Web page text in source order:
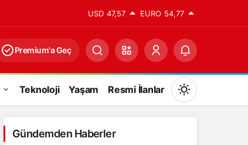
USD 47,57 EURO 54,77
Premium'a Geç
Teknoloji Yaşam Resmi İlanlar
Mod
değiştir
Gündemden Haberler